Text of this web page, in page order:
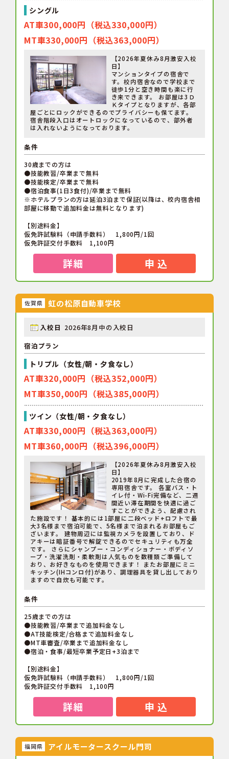
シングル
AT車300,000円（税込330,000円）
MT車330,000円（税込363,000円）
【2026年夏休み8月激安入校
日】
マンションタイプの宿舎で
す。校内宿舎なので学校まで
徒歩1分と空き時間も楽に行
き来できます。 お部屋は3Ｄ
Ｋタイプとなりますが、各部
屋ごとにロックができるのでプライバシーも保てます。
宿舎階段入口はオートロックになっているので、部外者
は入れないようになっております。
条件
30歳までの方は
●技能教習/卒業まで無料
●技能検定/卒業まで無料
●宿泊食事(1日3食付)/卒業まで無料
※ホテルプランの方は延泊3泊まで保証(以降は、校内宿舎相
部屋に移動で追加料金は無料となります)
【別途料金】
仮免許試験料（申請手数料） 1,800円/1回
仮免許証交付手数料 1,100円
詳細 申 込
佐賀県 虹の松原自動車学校
入校日 2026年8月中の入校日
宿泊プラン
トリプル（女性/朝・夕食なし）
AT車320,000円（税込352,000円）
MT車350,000円（税込385,000円）
ツイン（女性/朝・夕食なし）
AT車330,000円（税込363,000円）
MT車360,000円（税込396,000円）
【2026年夏休み8月激安入校
日】
2019年8月に完成した合宿の
専用宿舎です。 各室バス・ト
イレ付・Wi-Fi完備など、二週
間近い滞在期間を快適に過ご
すことができよう、配慮され
た施設です！ 基本的には1部屋に二段ベッド+ロフトで最
大3名様まで宿泊可能で、5名様まで泊まれるお部屋もご
ざいます。 建物周辺には監視カメラを設置しており、ド
アキーは暗証番号で解錠できるのでセキュリティも万全
です。 さらにシャンプー・コンディショナー・ボディソ
ープ・洗濯洗剤・柔軟剤は人気ものを数種類ご準備して
おり、お好きなものを使用できます！ またお部屋にミニ
キッチン(IHコンロ付)があり、調理器具を貸し出しており
ますので自炊も可能です。
条件
25歳までの方は
●技能教習/卒業まで追加料金なし
●AT技能検定/合格まで追加料金なし
●MT車審査/卒業まで追加料金なし
●宿泊・食事/最短卒業予定日+3泊まで
【別途料金】
仮免許試験料（申請手数料） 1,800円/1回
仮免許証交付手数料 1,100円
詳細 申 込
福岡県 アイルモータースクール門司